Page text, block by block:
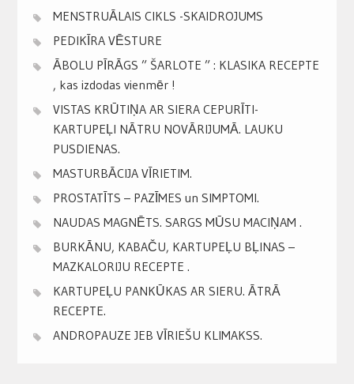
MENSTRUĀLAIS CIKLS -SKAIDROJUMS
PEDIKĪRA VĒSTURE
ĀBOLU PĪRĀGS ” ŠARLOTE ” : KLASIKA RECEPTE
, kas izdodas vienmēr !
VISTAS KRŪTIŅA AR SIERA CEPURĪTI-
KARTUPEĻI NĀTRU NOVĀRIJUMĀ. LAUKU
PUSDIENAS.
MASTURBĀCIJA VĪRIETIM.
PROSTATĪTS – PAZĪMES un SIMPTOMI.
NAUDAS MAGNĒTS. SARGS MŪSU MACIŅAM .
BURKĀNU, KABAČU, KARTUPEĻU BĻINAS –
MAZKALORIJU RECEPTE .
KARTUPEĻU PANKŪKAS AR SIERU. ĀTRĀ
RECEPTE.
ANDROPAUZE JEB VĪRIEŠU KLIMAKSS.